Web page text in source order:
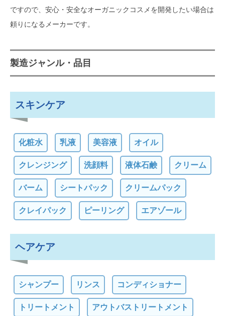
ですので、安心・安全なオーガニックコスメを開発したい場合は
頼りになるメーカーです。
製造ジャンル・品目
スキンケア
化粧水 乳液 美容液 オイル
クレンジング 洗顔料 液体石鹸 クリーム
バーム シートパック クリームパック
クレイパック ピーリング エアゾール
ヘアケア
シャンプー リンス コンディショナー
トリートメント アウトバストリートメント